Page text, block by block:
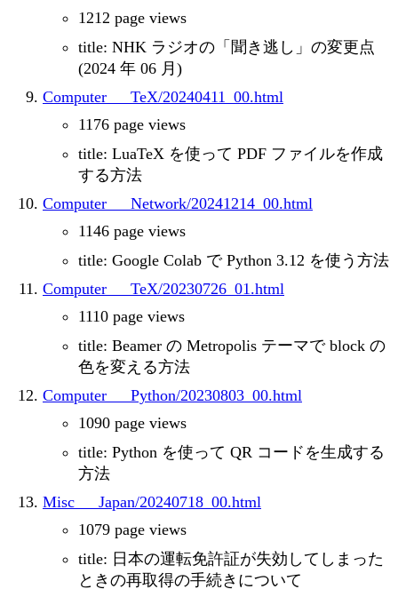
1212 page views
title: NHK ラジオの「聞き逃し」の変更点
(2024 年 06 月)
Computer___TeX/20240411_00.html
1176 page views
title: LuaTeX を使って PDF ファイルを作成
する方法
Computer___Network/20241214_00.html
1146 page views
title: Google Colab で Python 3.12 を使う方法
Computer___TeX/20230726_01.html
1110 page views
title: Beamer の Metropolis テーマで block の
色を変える方法
Computer___Python/20230803_00.html
1090 page views
title: Python を使って QR コードを生成する
方法
Misc___Japan/20240718_00.html
1079 page views
title: 日本の運転免許証が失効してしまった
ときの再取得の手続きについて